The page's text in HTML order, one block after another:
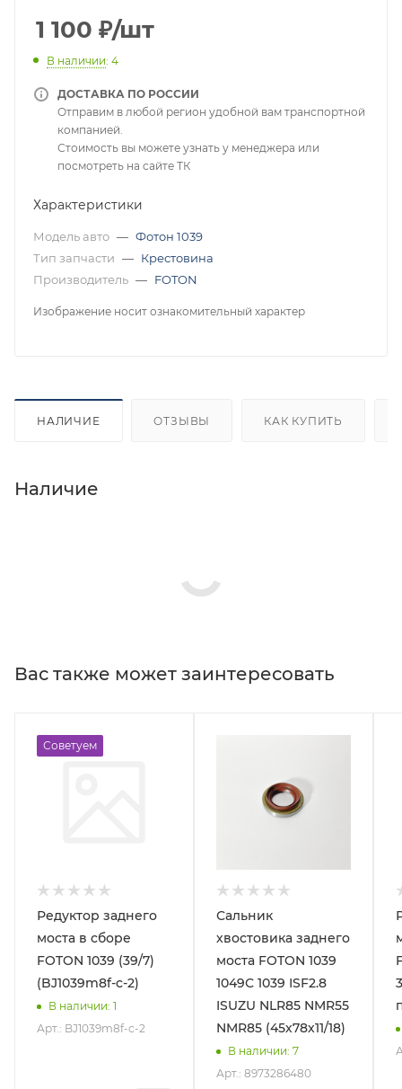
1 100 ₽/шт
В наличии: 4
ДОСТАВКА ПО РОССИИ
Отправим в любой регион удобной вам транспортной
компанией.
Стоимость вы можете узнать у менеджера или
посмотреть на сайте ТК
Характеристики
Модель авто — Фотон 1039
Тип запчасти — Крестовина
Производитель — FOTON
Изображение носит ознакомительный характер
НАЛИЧИЕ ОТЗЫВЫ КАК КУПИТЬ
Наличие
Вас также может заинтересовать
Советуем
Редуктор заднего
моста в сборе
FOTON 1039 (39/7)
(BJ1039m8f-c-2)
В наличии: 1
Арт.: BJ1039m8f-c-2
Сальник
хвостовика заднего
моста FOTON 1039
1049С 1039 ISF2.8
ISUZU NLR85 NMR55
NMR85 (45х78х11/18)
В наличии: 7
Арт.: 8973286480